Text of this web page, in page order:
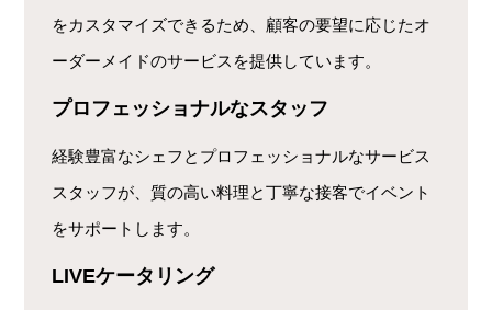
をカスタマイズできるため、顧客の要望に応じたオ
ーダーメイドのサービスを提供しています。
プロフェッショナルなスタッフ
経験豊富なシェフとプロフェッショナルなサービス
スタッフが、質の高い料理と丁寧な接客でイベント
をサポートします。
LIVEケータリング